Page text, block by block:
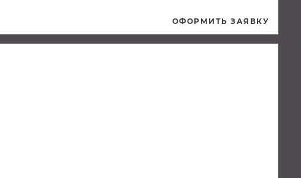
ОФОРМИТЬ ЗАЯВКУ